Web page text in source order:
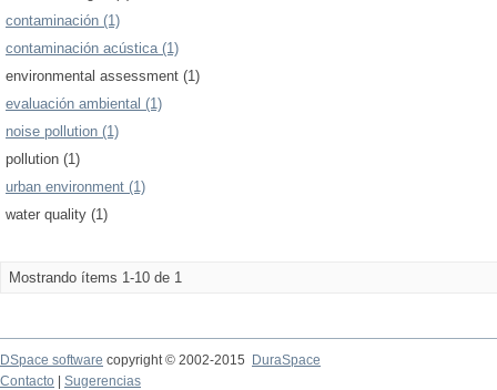
contaminación (1)
contaminación acústica (1)
environmental assessment (1)
evaluación ambiental (1)
noise pollution (1)
pollution (1)
urban environment (1)
water quality (1)
Mostrando ítems 1-10 de 1
DSpace software copyright © 2002-2015
DuraSpace
Contacto
Sugerencias